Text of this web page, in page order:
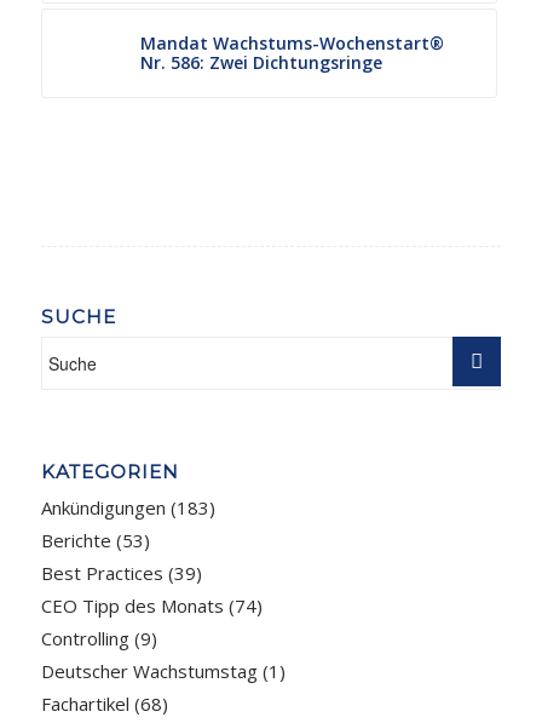
Mandat Wachstums-Wochenstart®
Nr. 586: Zwei Dichtungsringe
SUCHE
KATEGORIEN
Ankündigungen (183)
Berichte (53)
Best Practices (39)
CEO Tipp des Monats (74)
Controlling(9)
Deutscher Wachstumstag(1)
Fachartikel (68)